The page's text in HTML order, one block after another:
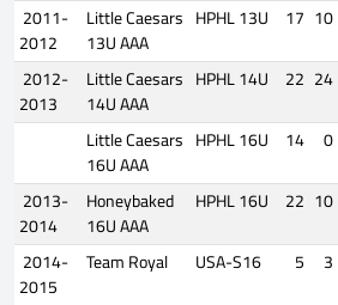
2011-
2012
Little Caesars
13U AAA
HPHL 13U 17 10
2012-
2013
Little Caesars
14U AAA
HPHL 14U 22 24
Little Caesars
16U AAA
HPHL 16U 14 0
2013-
2014
Honeybaked
16U AAA
HPHL 16U 22 10
2014-
2015
Team Royal USA-S16 5 3